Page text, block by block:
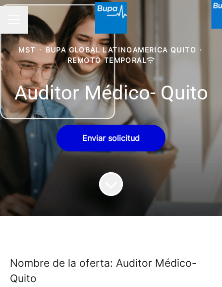
MENÚ DE EMPLEO
MST · BUPA GLOBAL LATINOAMERICA QUITO ·
REMOTO TEMPORAL
Auditor Médico- Quito
Enviar solicitud
Nombre de la oferta: Auditor Médico-
Quito